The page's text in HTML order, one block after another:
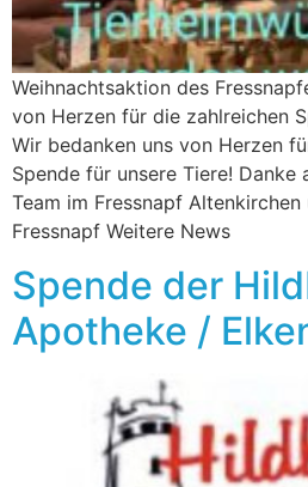
Weihnachtsaktion des
von Herzen für die zahlreichen
Wir bedanken uns von Herzen
Spende für unsere Tiere! Danke
Team im Fressnapf Altenkirchen
Fressnapf Weitere News
Spende der
Apotheke /